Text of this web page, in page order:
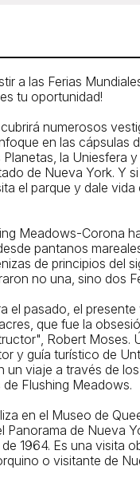
group meets at the
the park and US
will be standing
By Subway: 7 train
you park at the
this tour. The
walk from the Queens
a las Ferias
tu oportunidad!
numerosos
en las cápsulas
la Uniesfera
de Nueva York. Y
el parque y dale
Meadows-Corona
pantanos
de principios del
no una, sino dos
el pasado, el
que fue la
Robert Moses.
y guía turístico de
un viaje a través de
Flushing Meadows.
en el Museo de
Panorama de Nueva
1964. Es una visita
o visitante de